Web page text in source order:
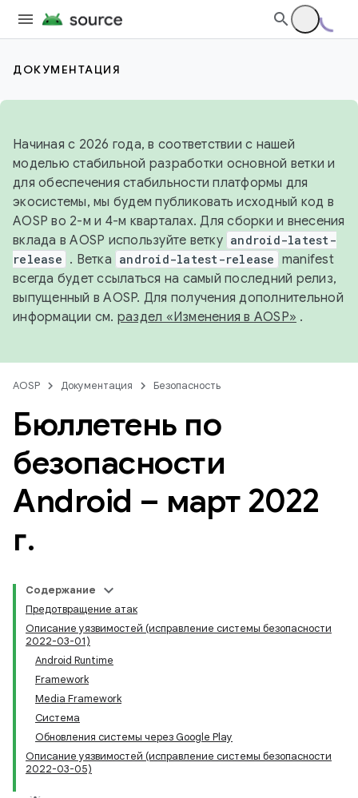
ДОКУМЕНТАЦИЯ
Начиная с 2026 года, в соответствии с нашей
моделью стабильной разработки основной ветки и
для обеспечения стабильности платформы для
экосистемы, мы будем публиковать исходный код в
AOSP во 2-м и 4-м кварталах. Для сборки и внесения
вклада в AOSP используйте ветку android-latest-
release . Ветка android-latest-release manifest
всегда будет ссылаться на самый последний релиз,
выпущенный в AOSP. Для получения дополнительной
информации см. раздел «Изменения в AOSP» .
AOSP Документация Безопасность
Бюллетень по
безопасности
Android – март 2022
г.
Содержание
Предотвращение атак
Описание уязвимостей (исправление системы безопасности
2022-03-01)
Android Runtime
Framework
Media Framework
Система
Обновления системы через Google Play
Описание уязвимостей (исправление системы безопасности
2022-03-05)